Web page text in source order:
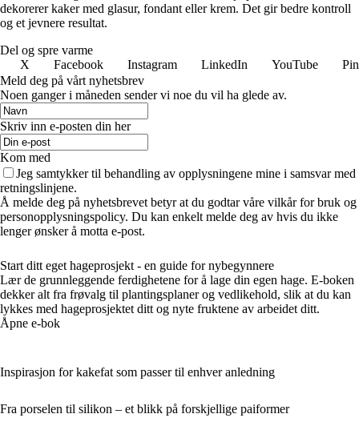
dekorerer kaker med glasur, fondant eller krem. Det gir bedre kontroll
og et jevnere resultat.
Del og spre varme
X
Facebook Instagram LinkedIn YouTube
Meld deg på vårt nyhetsbrev
Noen ganger i måneden sender vi noe du vil ha glede av.
Skriv inn e-posten din her
Kom med
Jeg samtykker til behandling av opplysningene mine i samsvar med
retningslinjene.
Å melde deg på nyhetsbrevet betyr at du godtar våre vilkår for bruk og
personopplysningspolicy. Du kan enkelt melde deg av hvis du ikke
lenger ønsker å motta e-post.
Start ditt eget hageprosjekt - en guide for nybegynnere
Lær de grunnleggende ferdighetene for å lage din egen hage. E-boken
dekker alt fra frøvalg til plantingsplaner og vedlikehold, slik at du kan
lykkes med hageprosjektet ditt og nyte fruktene av arbeidet ditt.
Åpne e-bok
Inspirasjon for kakefat som passer til enhver anledning
Fra porselen til silikon – et blikk på forskjellige paiformer